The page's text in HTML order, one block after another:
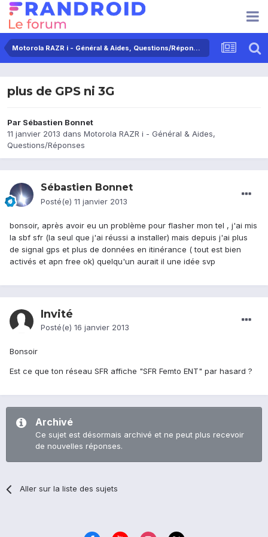
Motorola RAZR i - Général & Aides, Questions/Réponses
plus de GPS ni 3G
Par Sébastien Bonnet
11 janvier 2013 dans Motorola RAZR i - Général & Aides,
Questions/Réponses
Sébastien Bonnet
Posté(e) 11 janvier 2013
bonsoir, après avoir eu un problème pour flasher mon tel , j'ai mis
la sbf sfr (la seul que j'ai réussi a installer) mais depuis j'ai plus
de signal gps et plus de données en itinérance ( tout est bien
activés et apn free ok) quelqu'un aurait il une idée svp
Invité
Posté(e) 16 janvier 2013
Bonsoir
Est ce que ton réseau SFR affiche "SFR Femto ENT" par hasard ?
Archivé
Ce sujet est désormais archivé et ne peut plus recevoir
de nouvelles réponses.
Aller sur la liste des sujets